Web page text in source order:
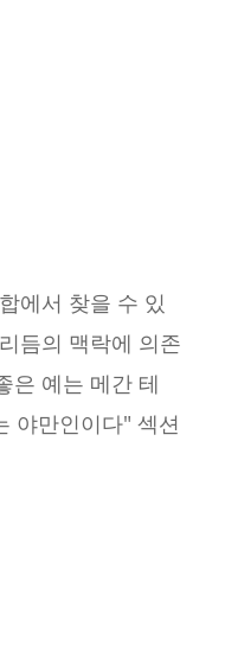
에서 찾을 수 있
듬의 맥락에 의존
은 예는 메간 테
야만인이다" 섹션